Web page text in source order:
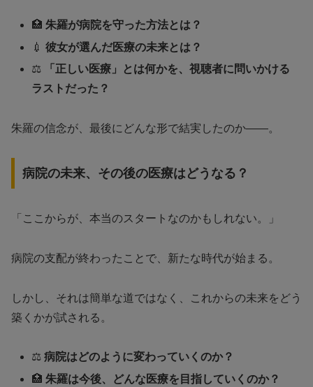
🏥朱羅が病院を守った方法とは？
💉彼女が選んだ医療の未来とは？
⚖️
「正しい医療」とは何かを、視聴者に問いかける
ラストだった？
朱羅の信念が、最後にどんな形で結実したのか——。
病院の未来、その後の医療はどうなる？
「ここからが、本当のスタートなのかもしれない。」
病院の支配が終わったことで、新たな時代が始まる。
しかし、それは簡単な道ではなく、これからの未来をどう
築くかが試される。
⚖️病院はどのように変わっていくのか？
🏥朱羅は今後、どんな医療を目指していくのか？